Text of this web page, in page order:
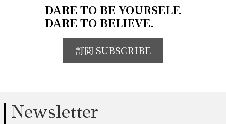
DARE TO BE YOURSELF.
DARE TO BELIEVE.
訂閱 SUBSCRIBE
Newsletter